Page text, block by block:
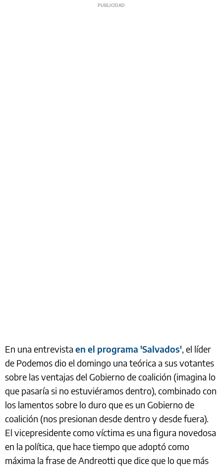
En una entrevista en el programa 'Salvados', el líder
de Podemos dio el domingo una teórica a sus votantes
sobre las ventajas del Gobierno de coalición (imagina lo
que pasaría si no estuviéramos dentro), combinado con
los lamentos sobre lo duro que es un Gobierno de
coalición (nos presionan desde dentro y desde fuera).
El vicepresidente como víctima es una figura novedosa
en la política, que hace tiempo que adoptó como
máxima la frase de Andreotti que dice que lo que más